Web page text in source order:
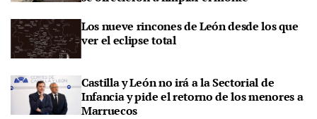
Los nueve rincones de León desde los que
ver el eclipse total
Castilla y León no irá a la Sectorial de
Infancia y pide el retorno de los menores a
Marruecos